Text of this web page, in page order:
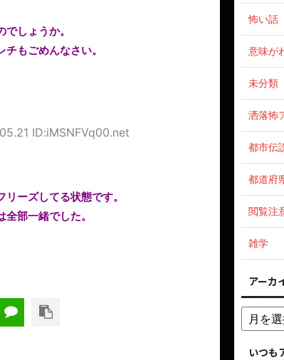
しょうか。
もごめんなさい。
ID:iMSNFVq00.net
ーズしてる状態です。
部一緒でした。
怖い話
意味が
未分類
洒落怖
都市伝
都道府
閲覧注
雑学
アーカ
いつも